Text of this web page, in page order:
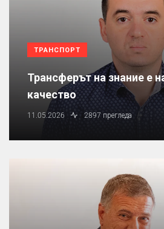
ТРАНСПОРТ
Трансферът на знание е
качество
11.05.2026 2897 прегледа